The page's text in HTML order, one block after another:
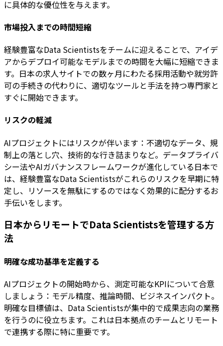
に具体的な優位性を与えます。
市場投入までの時間短縮
経験豊富なData Scientistsをチームに迎えることで、アイデ
アからデプロイ可能なモデルまでの時間を大幅に短縮できま
す。日本の求人サイトでの数ヶ月にわたる採用活動や就労許
可の手続きの代わりに、適切なツールと手法を持つ専門家と
すぐに開始できます。
リスクの軽減
AIプロジェクトにはリスクが伴います：不適切なデータ、規
制上の落とし穴、技術的な行き詰まりなど。データプライバ
シー法やAIガバナンスフレームワークが進化している日本で
は、経験豊富なData Scientistsがこれらのリスクを早期に特
定し、リソースを無駄にするのではなく効果的に配分するお
手伝いをします。
日本からリモートでData Scientistsを管理する方
法
明確な成功基準を定義する
AIプロジェクトの開始時から、測定可能なKPIについて合意
しましょう：モデル精度、推論時間、ビジネスインパクト。
明確な目標値は、Data Scientistsが集中的で成果志向の業務
を行うのに役立ちます。これは日本拠点のチームとリモート
で連携する際に特に重要です。